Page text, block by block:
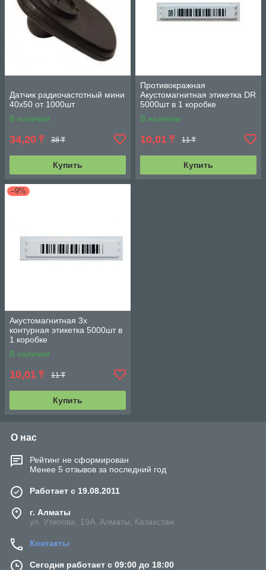
Датчик радиочастотный мини
40х50 от 1000шт
В наличии
34,20 ₸ 38 ₸
Купить
Противокражная
Акустомагнитная этикетка DR
5000шт в 1 коробке
В наличии
10,01 ₸ 11 ₸
Купить
–9%
Акустомагнитная 3х
контурная этикетка 5000шт в
1 коробке
В наличии
10,01 ₸ 11 ₸
Купить
О нас
Рейтинг не сформирован
Менее 5 отзывов за последний год
Работает с 19.08.2011
г. Алматы
ул. Утепова, 19А, Алматы, Казахстан
Контакты
Сегодня работает с 09:00 до 18:00